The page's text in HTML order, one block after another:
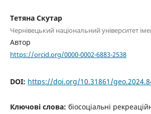
Тетяна Скутар
Чернівецький національний університет
Автор
https://orcid.org/0000-0002-6883-2538
DOI: https://doi.org/10.31861/
Ключові слова: біосоціальні